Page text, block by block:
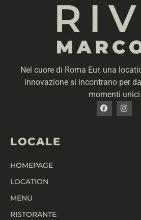
Nel cuore di Roma Eur, una
innovazione si incontrano per
momenti unici
LOCALE
HOMEPAGE
LOCATION
MENU
RISTORANTE